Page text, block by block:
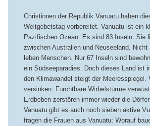
Christinnen der Republik Vanuatu haben
Weltgebetstag vorbereitet. Vanuatu ist ein
Pazifischen Ozean. Es sind 83 Inseln. Sie
zwischen Australien und Neuseeland. Nicht
leben Menschen. Nur 67 Inseln sind
ein Südseeparadies. Doch dieses Land ist
den Klimawandel steigt der Meeresspiegel.
versinken. Furchtbare Wirbelstürme
Erdbeben zerstören immer wieder die
Vanuatu gibt es auch noch sieben aktive
fragen die Frauen aus Vanuatu: Worauf